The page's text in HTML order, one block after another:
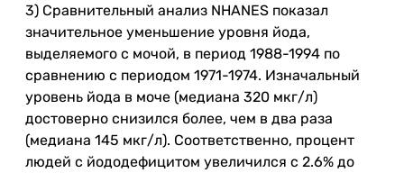
3) Сравнительный анализ NHANES показал
значительное уменьшение уровня йода,
выделяемого с мочой, в период 1988-1994 по
сравнению с периодом 1971-1974. Изначальный
уровень йода в моче (медиана 320 мкг/л)
достоверно снизился более, чем в два раза
(медиана 145 мкг/л). Соответственно, процент
людей с йододефицитом увеличился с 2.6% до